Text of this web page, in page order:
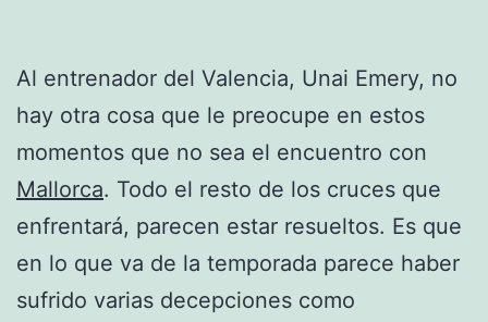
Al entrenador del Valencia, Unai Emery, no
hay otra cosa que le preocupe en estos
momentos que no sea el encuentro con
Mallorca. Todo el resto de los cruces que
enfrentará, parecen estar resueltos. Es que
en lo que va de la temporada parece haber
sufrido varias decepciones como